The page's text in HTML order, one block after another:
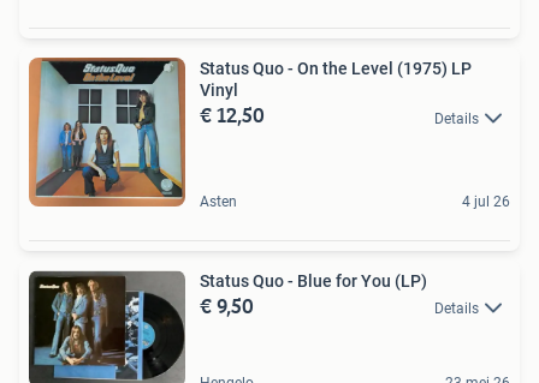
Status Quo - On the Level (1975) LP
Vinyl
€ 12,50 Details
Asten 4 jul 26
Status Quo - Blue for You (LP)
€ 9,50 Details